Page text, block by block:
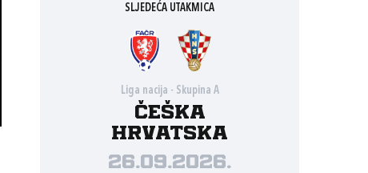
SLJEDEĆA UTAKMICA
Liga nacija - Skupina A
Češka
Hrvatska
26.09.2026.